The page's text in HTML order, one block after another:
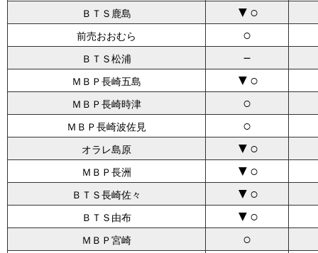
ＢＴＳ鹿島 ▼○
前売おおむら ○
ＢＴＳ松浦 －
ＭＢＰ長崎五島 ▼○
ＭＢＰ長崎時津 ○
ＭＢＰ長崎波佐見 ○
オラレ島原 ▼○
ＭＢＰ長洲 ▼○
ＢＴＳ長崎佐々 ▼○
ＢＴＳ由布 ▼○
ＭＢＰ宮崎 ○